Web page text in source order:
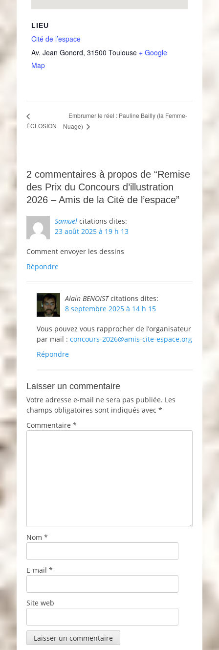
LIEU
Cité de l’espace
Av. Jean Gonord, 31500 Toulouse + Google
Map
ÉCLOSION
Embrumer le réel : Pauline Bailly (la Femme-
Nuage)
2 commentaires à propos de “Remise
des Prix du Concours d’illustration
2026 – Amis de la Cité de l’espace”
Samuel citations dites:
23 août 2025 à 19 h 13
Comment envoyer les dessins
Répondre
Alain BENOIST citations dites:
8 septembre 2025 à 14 h 15
Vous pouvez vous rapprocher de l’organisateur
par mail : concours-2026@amis-cite-espace.org
Répondre
Laisser un commentaire
Votre adresse e-mail ne sera pas publiée. Les
champs obligatoires sont indiqués avec *
Commentaire *
Nom *
E-mail *
Site web